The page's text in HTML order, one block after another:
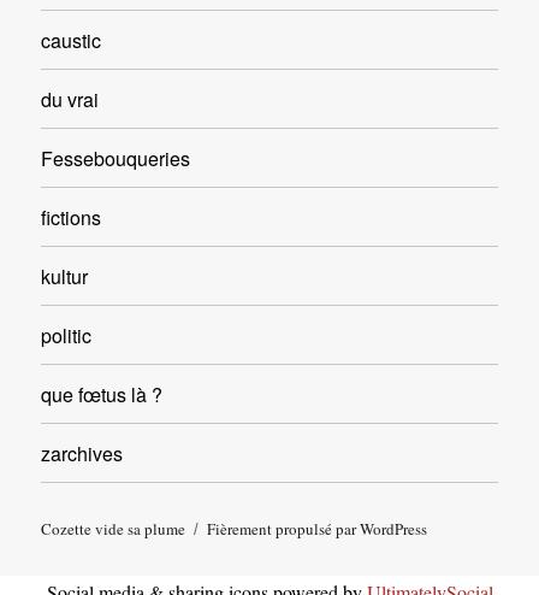
caustic
du vrai
Fessebouqueries
fictions
kultur
politic
que fœtus là ?
zarchives
Cozette vide sa plume Fièrement propulsé par WordPress